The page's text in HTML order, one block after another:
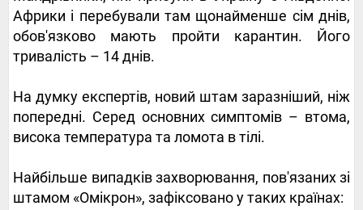
Африки і перебували там щонайменше сім днів,
обов'язково мають пройти карантин. Його
тривалість – 14 днів.
На думку експертів, новий штам заразніший, ніж
попередні. Серед основних симптомів – втома,
висока температура та ломота в тілі.
Найбільше випадків захворювання, пов'язаних зі
штамом «Омікрон», зафіксовано у таких країнах: